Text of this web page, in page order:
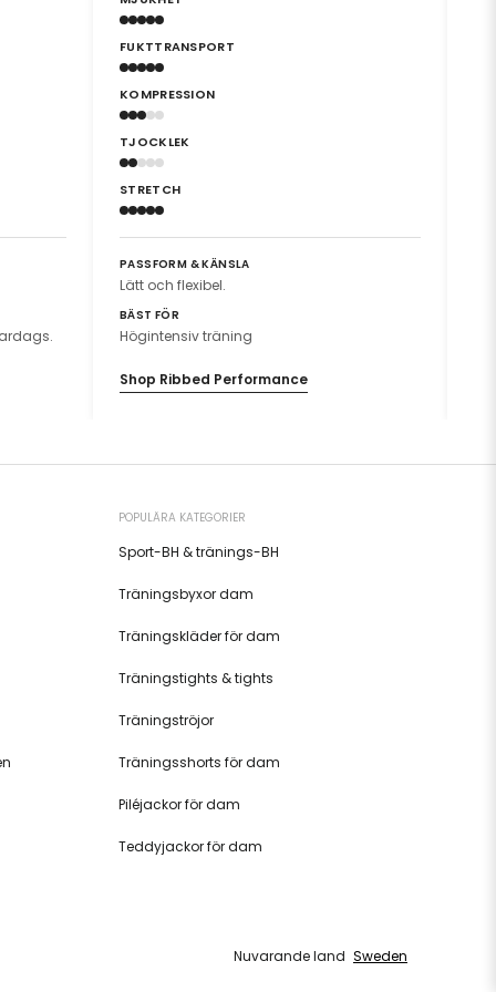
FUKTTRANSPORT
KOMPRESSION
TJOCKLEK
STRETCH
PASSFORM & KÄNSLA
Lätt och flexibel.
BÄST FÖR
Högintensiv träning
Shop Ribbed Performance
POPULÄRA KATEGORIER
Sport-BH & tränings-BH
Träningsbyxor dam
Träningskläder för dam
Träningstights & tights
Träningströjor
Träningsshorts för dam
Piléjackor för dam
Teddyjackor för dam
Nuvarande land Sweden